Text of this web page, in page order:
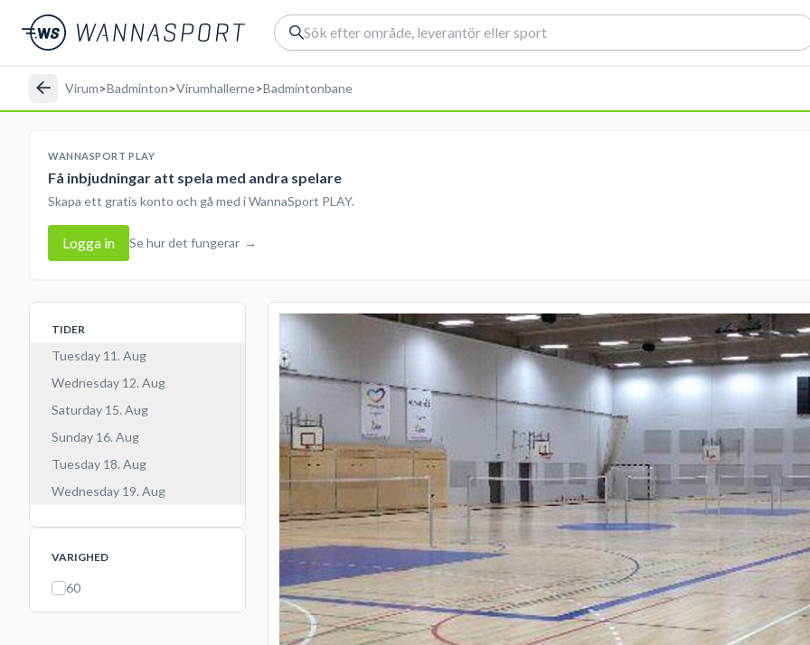
Virum>Badminton>Virumhallerne>Badmintonbane
WANNASPORT PLAY
Få inbjudningar att spela med andra spelare
Skapa ett gratis konto och gå med i WannaSport PLAY.
Logga in Se hur det fungerar →
TIDER
Tuesday 11. Aug
Wednesday 12. Aug
Saturday 15. Aug
Sunday 16. Aug
Tuesday 18. Aug
Wednesday 19. Aug
VARIGHED
60